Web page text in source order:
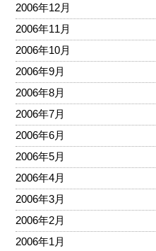
2006年12月
2006年11月
2006年10月
2006年9月
2006年8月
2006年7月
2006年6月
2006年5月
2006年4月
2006年3月
2006年2月
2006年1月